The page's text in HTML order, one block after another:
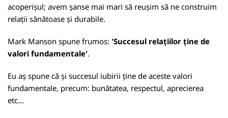
acoperișul; avem șanse mai mari să reușim să ne construim
relații sănătoase și durabile.
Mark Manson spune frumos: 'Succesul relațiilor ține de
valori fundamentale'.
Eu aș spune că și succesul iubirii ține de aceste valori
fundamentale, precum: bunătatea, respectul, aprecierea
etc...